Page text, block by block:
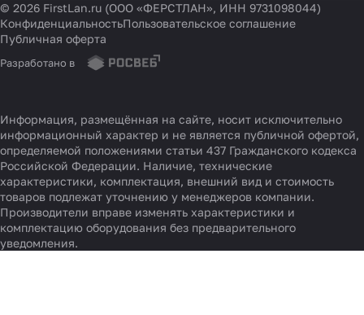
© 2026 FirstLan.ru (ООО «ФЕРСТЛАН», ИНН 9731098044)
КонфиденциальностьПользовательское соглашение
Публичная оферта
Разработано в
Информация, размещённая на сайте, носит исключительно
информационный характер и не является публичной офертой,
определяемой положениями статьи 437 Гражданского кодекса
Российской Федерации. Наличие, технические
характеристики, комплектация, внешний вид и стоимость
товаров подлежат уточнению у менеджеров компании.
Производители вправе изменять характеристики и
комплектацию оборудования без предварительного
уведомления.